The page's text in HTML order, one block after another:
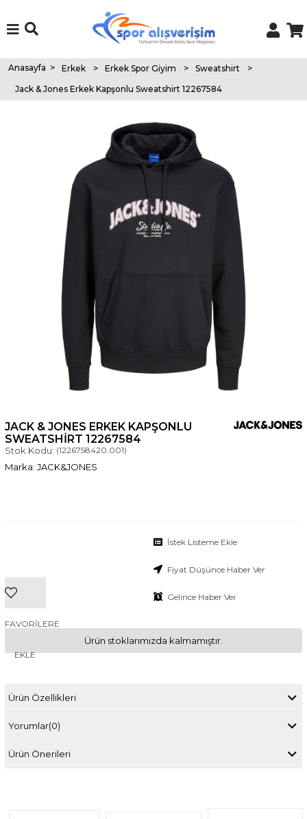
Anasayfa > Erkek > Erkek Spor Giyim > Sweatshirt
>
Jack & Jones Erkek Kapşonlu Sweatshirt 12267584
JACK & JONES ERKEK KAPŞONLU
SWEATSHIRT 12267584
Stok Kodu: (1226758420.001)
JACK&JONES
FAVORILERE
EKLE
İstek Listeme Ekle
Fiyat Düşünce Haber Ver
Gelince Haber Ver
Ürün stoklarımızda kalmamıştır.
Ürün Özellikleri
Yorumlar(0)
Ürün Önerileri